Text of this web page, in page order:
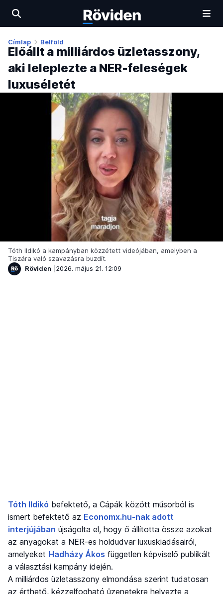
Címlap Belföld
Előállt a milliárdos üzletasszony,
aki leleplezte a NER-feleségek
luxuséletét
Tóth Ildikó a kampányban közzétett videójában, amelyben a
Tiszára való szavazásra buzdít.
Röviden
2026. május 21. 12:09
Tóth Ildikó befektető, a Cápák között műsorból is
ismert befektető az Economx.hu-nak adott
interjújában újságolta el, hogy ő állította össze azokat
az anyagokat a NER-es holdudvar luxuskiadásairól,
amelyeket Hadházy Ákos független képviselő publikált
a választási kampány idején.
A milliárdos üzletasszony elmondása szerint tudatosan
az érthető, kézzelfogható üzenetekre helyezte a